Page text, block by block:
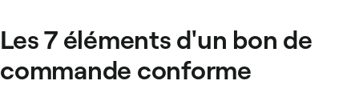
Les 7 éléments d'un bon de
commande conforme